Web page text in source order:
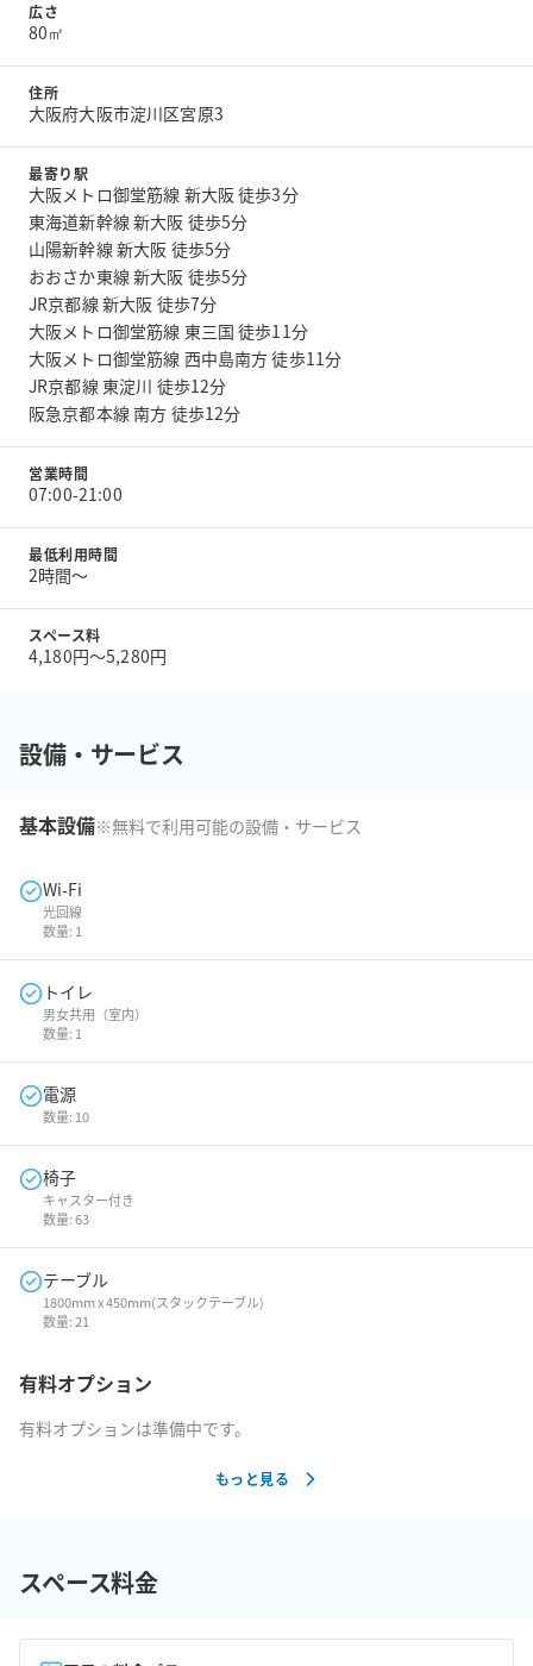
広さ
80㎡
住所
大阪府大阪市淀川区宮原3
最寄り駅
大阪メトロ御堂筋線 新大阪 徒歩3分
東海道新幹線 新大阪 徒歩5分
山陽新幹線 新大阪 徒歩5分
おおさか東線 新大阪 徒歩5分
JR京都線 新大阪 徒歩7分
大阪メトロ御堂筋線 東三国 徒歩11分
大阪メトロ御堂筋線 西中島南方 徒歩11分
JR京都線 東淀川 徒歩12分
阪急京都本線 南方 徒歩12分
営業時間
07:00-21:00
最低利用時間
2時間〜
スペース料
4,180円〜5,280円
設備・サービス
基本設備※無料で利用可能の設備・サービス
Wi-Fi
光回線
数量: 1
トイレ
男女共用（室内）
数量: 1
電源
数量: 10
椅子
キャスター付き
数量:63
テーブル
1800mm x 450mm(スタックテーブル)
数量:21
有料オプション
有料オプションは準備中です。
もっと見る
スペース料金